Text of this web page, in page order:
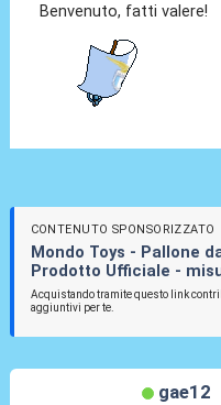
Benvenuto, fatti valere!
CONTENUTO SPONSORIZZATO
Mondo Toys - Pallone
Prodotto Ufficiale -
Acquistando tramite questo link
aggiuntivi per te.
gae12